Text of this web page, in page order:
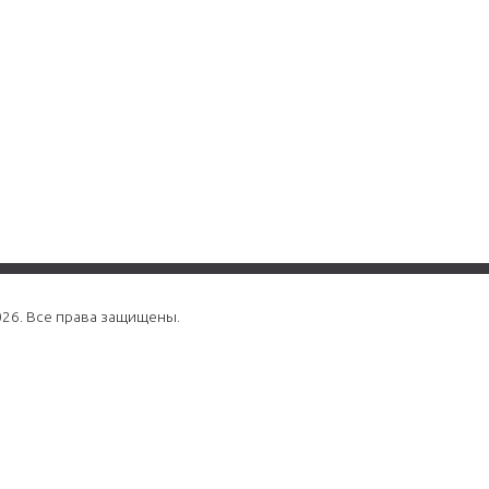
Все права защищены.